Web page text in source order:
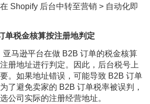
Shopify 后台中转至营销 > 自动化即
单税金核算按注册地判定
亚马逊平台在做 B2B 订单的税金核算
册地址进行判定。因此，后台税号上
。如果地址错误，可能导致 B2B 订单
了避免卖家的 B2B 订单税率被误判，
公司实际的注册经营地址。